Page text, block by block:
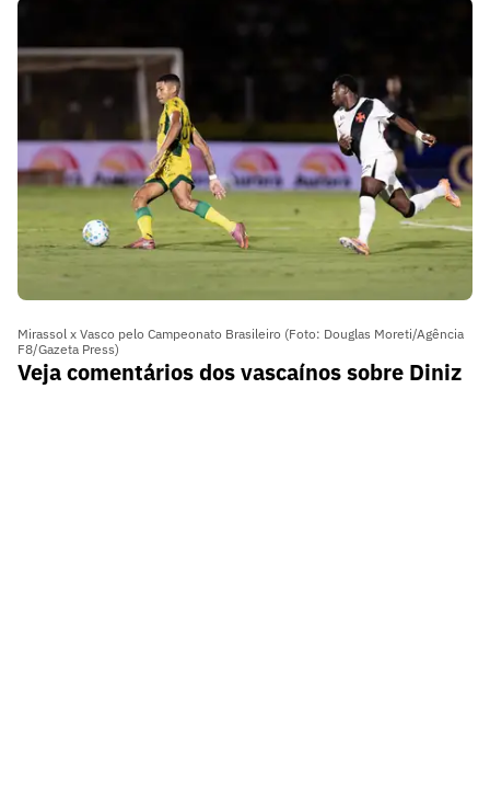
Mirassol x Vasco pelo Campeonato Brasileiro (Foto: Douglas Moreti/Agência
F8/Gazeta Press)
Veja comentários dos vascaínos sobre Diniz